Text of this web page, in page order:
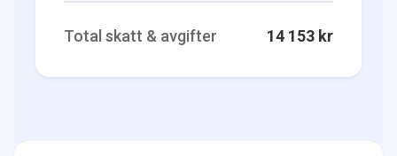
Total skatt & avgifter 14 153 kr